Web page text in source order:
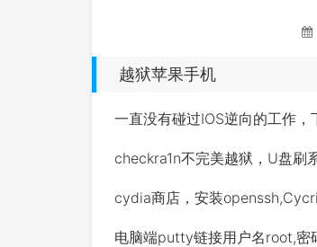
越狱苹果手机
一直没有碰过IOS逆向的工作，
checkra1n不完美越狱，U盘刷
cydia商店，安装
电脑端putty链接用户名root,密